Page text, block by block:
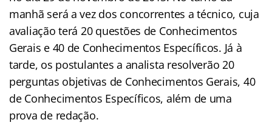
manhã será a vez dos concorrentes a técnico, cuja
avaliação terá 20 questões de Conhecimentos
Gerais e 40 de Conhecimentos Específicos. Já à
tarde, os postulantes a analista resolverão 20
perguntas objetivas de Conhecimentos Gerais, 40
de Conhecimentos Específicos, além de uma
prova de redação.